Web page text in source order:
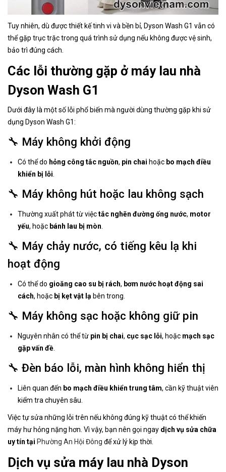
Tuy nhiên, dù được thiết kế tinh vi và bền bỉ, Dyson Wash G1 vẫn có
thể gặp trục trặc trong quá trình sử dụng nếu không được vệ sinh,
bảo trì đúng cách.
Các lỗi thường gặp ở máy lau nhà
Dyson Wash G1
Dưới đây là một số lỗi phổ biến mà người dùng thường gặp khi sử
dụng Dyson Wash G1:
🔧 Máy không khởi động
Có thể do hỏng công tắc nguồn, pin chai hoặc bo mạch điều
khiển bị lỗi
🔧 Máy không hút hoặc lau không sạch
Thường xuất phát từ việctắc nghẽn đường ống nước, motor
yếu, hoặc bánh lau bị mòn
🔧 Máy chảy nước, có tiếng kêu lạ khi
hoạt động
Có thể do gioăng cao su bị rách, bơm nước hoạt động sai
cách, hoặc bị kẹt vật lạ bên trong.
🔧 Máy không sạc hoặc không giữ pin
Nguyên nhân có thể từ pin bị chai, cục sạc lỗi, hoặc mạch sạc
gặp vấn đề
🔧 Đèn báo lỗi, màn hình không hiển thị
Liên quan đến bo mạch điều khiển trung tâm, cần kỹ thuật viên
kiểm tra chuyên sâu.
Việc tự sửa những lỗi trên nếu không đúng kỹ thuật có thể khiến
máy hư hỏng nặng hơn. Vì vậy, bạn nên gọi ngay dịch vụ sửa chữa
uy tín tại Phường An Hội Đông để xử lý kịp thời.
Dịch vụ sửa máy lau nhà Dyson